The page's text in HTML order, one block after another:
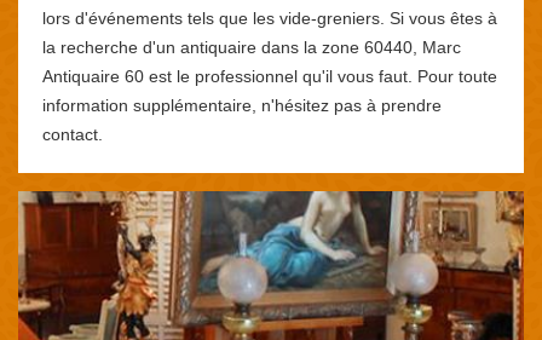
lors d'événements tels que les vide-greniers. Si vous êtes à
la recherche d'un antiquaire dans la zone 60440, Marc
Antiquaire 60 est le professionnel qu'il vous faut. Pour toute
information supplémentaire, n'hésitez pas à prendre
contact.